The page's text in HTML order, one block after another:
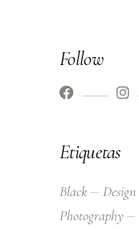
Follow
Etiquetas
Black Design
Photography